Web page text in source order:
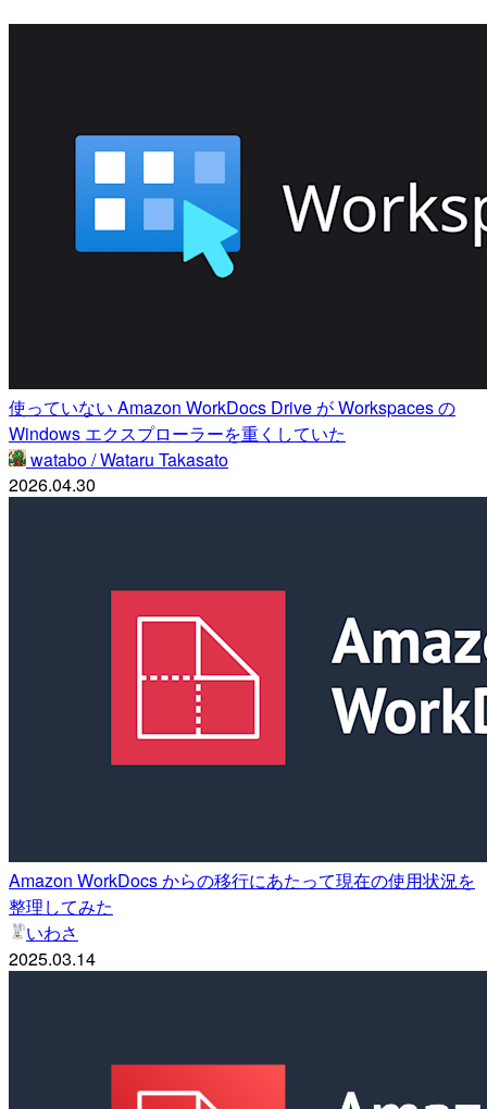
使っていない Amazon WorkDocs Drive が Workspaces の
Windows エクスプローラーを重くしていた
watabo / Wataru Takasato
2026.04.30
Amazon WorkDocs からの移行にあたって現在の使用状況を
整理してみた
いわさ
2025.03.14